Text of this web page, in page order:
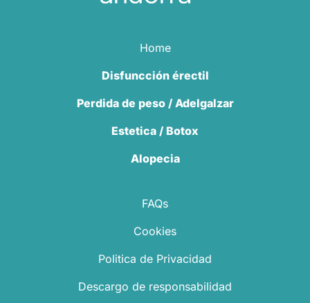
Home
Disfuncción érectil
Perdida de peso / Adelgalzar
Estetica / Botox
Alopecia
FAQs
Cookies
Politica de Privacidad
Descargo de responsabilidad